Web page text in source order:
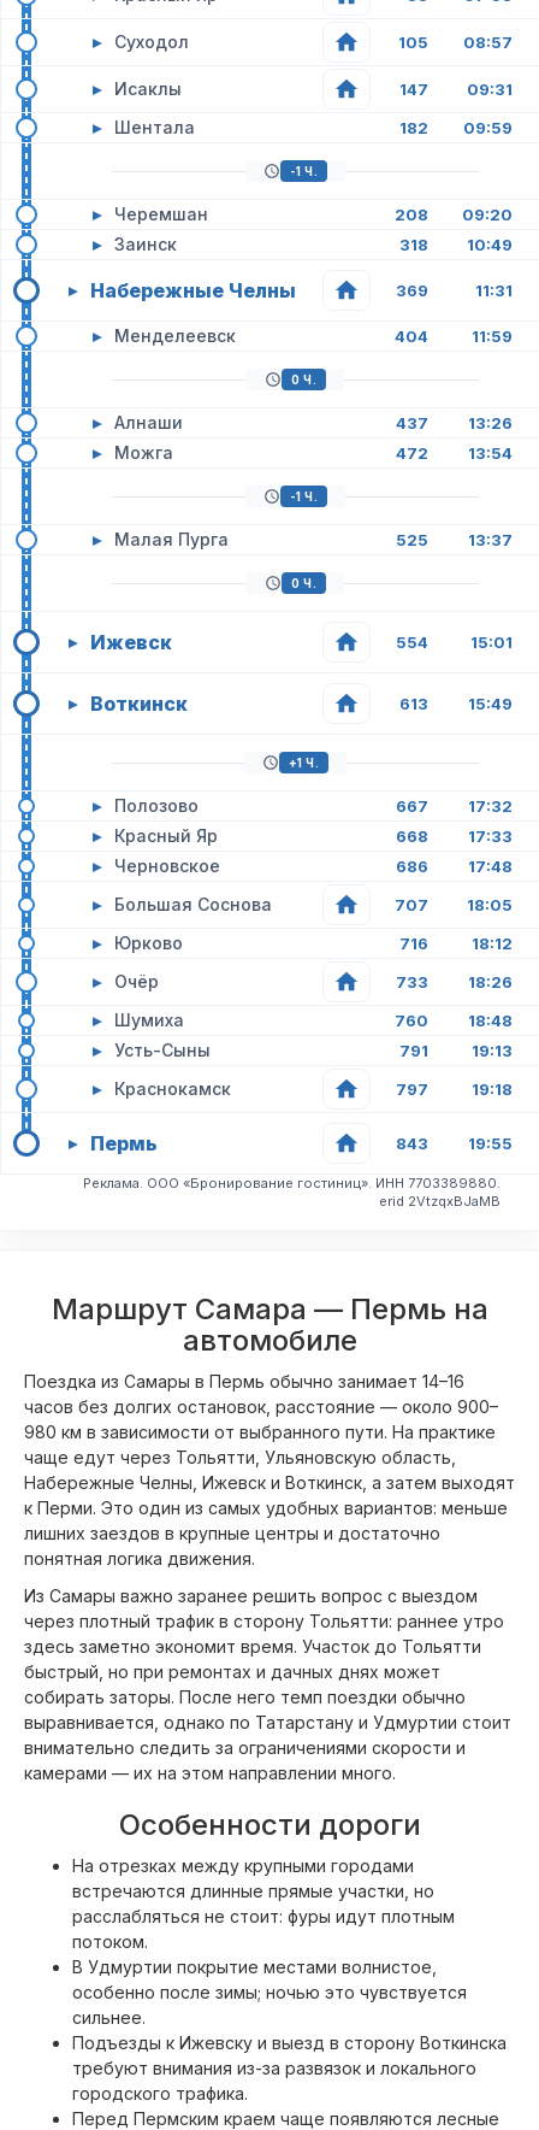
▸ Суходол 105 08:57
▸ Исаклы 147 09:31
▸ Шентала 182 09:59
-1 Ч.
▸ Черемшан 208 09:20
▸ Заинск 318 10:49
▸ Набережные Челны 369 11:31
▸ Менделеевск 404 11:59
0 Ч.
▸ Алнаши 437 13:26
▸ Можга 472 13:54
-1 Ч.
▸ Малая Пурга 525 13:37
0 Ч.
▸ Ижевск 554 15:01
▸ Воткинск 613 15:49
+1 Ч.
▸ Полозово 667 17:32
▸ Красный Яр 668 17:33
▸ Черновское 686 17:48
▸ Большая Соснова 707 18:05
▸ Юрково 716 18:12
▸ Очёр 733 18:26
▸ Шумиха 760 18:48
▸ Усть-Сыны 791 19:13
▸ Краснокамск 797 19:18
▸ Пермь 843 19:55
Реклама. ООО «Бронирование гостиниц». ИНН 7703389880.
erid 2VtzqxBJaMB
Маршрут Самара — Пермь на
автомобиле
Поездка из Самары в Пермь обычно занимает 14–16
часов без долгих остановок, расстояние — около 900–
980 км в зависимости от выбранного пути. На практике
чаще едут через Тольятти, Ульяновскую область,
Набережные Челны, Ижевск и Воткинск, а затем выходят
к Перми. Это один из самых удобных вариантов: меньше
лишних заездов в крупные центры и достаточно
понятная логика движения.
Из Самары важно заранее решить вопрос с выездом
через плотный трафик в сторону Тольятти: раннее утро
здесь заметно экономит время. Участок до Тольятти
быстрый, но при ремонтах и дачных днях может
собирать заторы. После него темп поездки обычно
выравнивается, однако по Татарстану и Удмуртии стоит
внимательно следить за ограничениями скорости и
камерами — их на этом направлении много.
Особенности дороги
На отрезках между крупными городами
встречаются длинные прямые участки, но
расслабляться не стоит: фуры идут плотным
потоком.
В Удмуртии покрытие местами волнистое,
особенно после зимы; ночью это чувствуется
сильнее.
Подъезды к Ижевску и выезд в сторону Воткинска
требуют внимания из-за развязок и локального
городского трафика.
Перед Пермским краем чаще появляются лесные